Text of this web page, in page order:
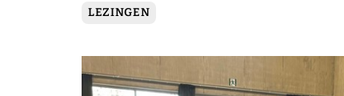
LEZINGEN